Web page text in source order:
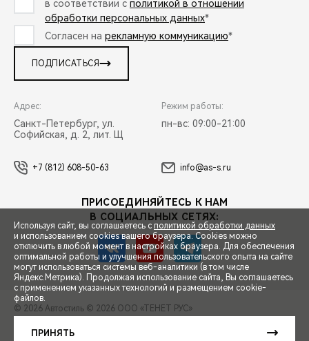
СПЕЦПРЕДЛОЖЕНИЯ
ЗАПИСЬ НА ТЕСТ-ДРАЙВ
в соответствии с политикой в отношении
обработки персональных данных*
Согласен на рекламную коммуникацию*
ПОДПИСАТЬСЯ
Адрес:
Санкт-Петербург, ул.
Софийская, д. 2, лит. Щ
Режим работы:
пн-вс: 09:00-21:00
+7 (812) 608-50-63 info@as-s.ru
ПРИСОЕДИНЯЙТЕСЬ К НАМ
В СОЦИАЛЬНЫХ СЕТЯХ:
© 2026 Автостиль © 2026 ООО «ТЕНЕТ РУС»
Сделано в ПЕРКС
Используя сайт, вы соглашаетесь с политикой обработки данных
и использованием cookies вашего браузера. Cookies можно
отключить в любой момент в настройках браузера. Для обеспечения
оптимальной работы и улучшения пользовательского опыта на сайте
могут использоваться системы веб-аналитики (в том числе
Яндекс.Метрика). Продолжая использование сайта, Вы соглашаетесь
с применением указанных технологий и размещением cookie-
файлов.
ПРИНЯТЬ